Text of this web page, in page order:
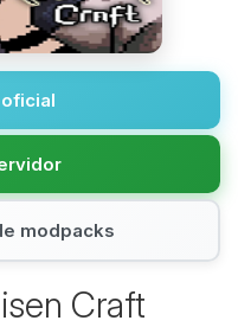
modpacks
Craft